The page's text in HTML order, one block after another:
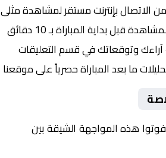
الاتصال بإنترنت مستقر لمشاهدة مثلى
قبل بداية المباراة بـ 10 دقائق
وتوقعاتك في قسم التعليقات
ما بعد المباراة حصرياً على موقعنا
هذه المواجهة الشيقة بين